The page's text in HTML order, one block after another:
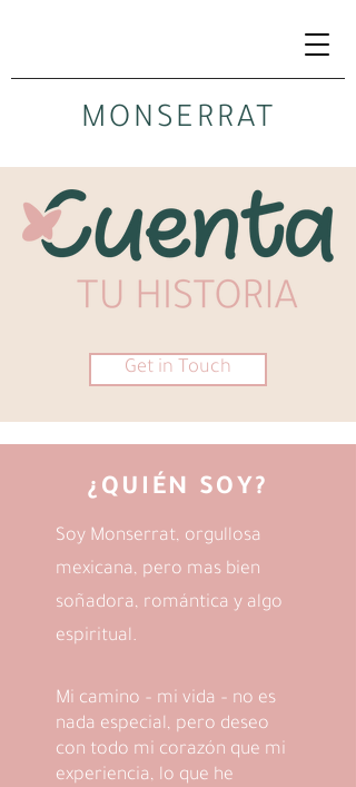
MONSERRAT
Get in Touch
¿QUIÉN SOY?
Soy Monserrat, orgullosa
mexicana, pero mas bien
soñadora, romántica y algo
espiritual.
Mi camino – mi vida – no es
nada especial, pero deseo
con todo mi corazón que mi
experiencia, lo que he